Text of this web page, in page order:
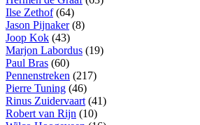
Ilse Zethof(64)
Jason Pijnaker(8)
Joop Kok (43)
Marjon Labordus (19)
Paul Bras (60)
Pennenstreken (217)
Pierre Tuning (46)
Rinus Zuidervaart (41)
Robert van Rijn (10)